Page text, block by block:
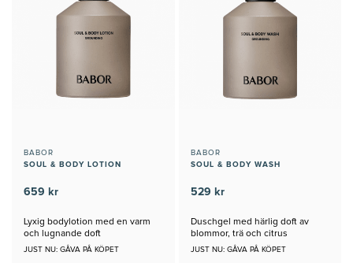
BABOR
SOUL & BODY LOTION
659 kr
Lyxig bodylotion med en varm
och lugnande doft
JUST NU: GÅVA PÅ KÖPET
BABOR
SOUL & BODY WASH
529 kr
Duschgel med härlig doft av
blommor, trä och citrus
JUST NU: GÅVA PÅ KÖPET